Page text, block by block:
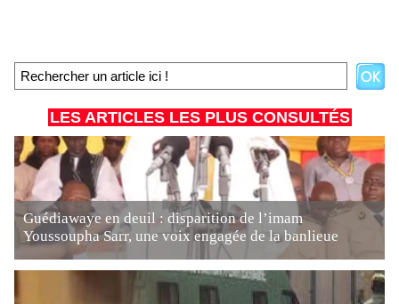
LES ARTICLES LES PLUS CONSULTÉS
Guédiawaye en deuil : disparition de l’imam
Youssoupha Sarr, une voix engagée de la banlieue